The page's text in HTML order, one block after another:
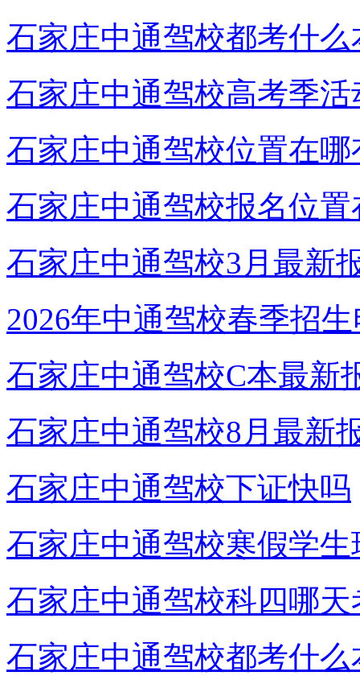
石家庄中通驾校都考什么
石家庄中通驾校高考季
石家庄中通驾校位置在
石家庄中通驾校报名位置
石家庄中通驾校3月最新
2026年中通驾校春季招
石家庄中通驾校C本最新
石家庄中通驾校8月最新
石家庄中通驾校下证快吗
石家庄中通驾校寒假学生
石家庄中通驾校科四哪天
石家庄中通驾校都考什么